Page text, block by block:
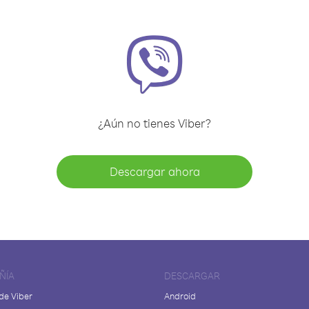
¿Aún no tienes Viber?
Descargar ahora
Viber
DESCARGAR
Android